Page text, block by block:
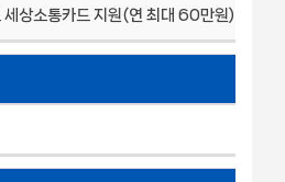
세상소통카드 지원(연 최대 60만원)